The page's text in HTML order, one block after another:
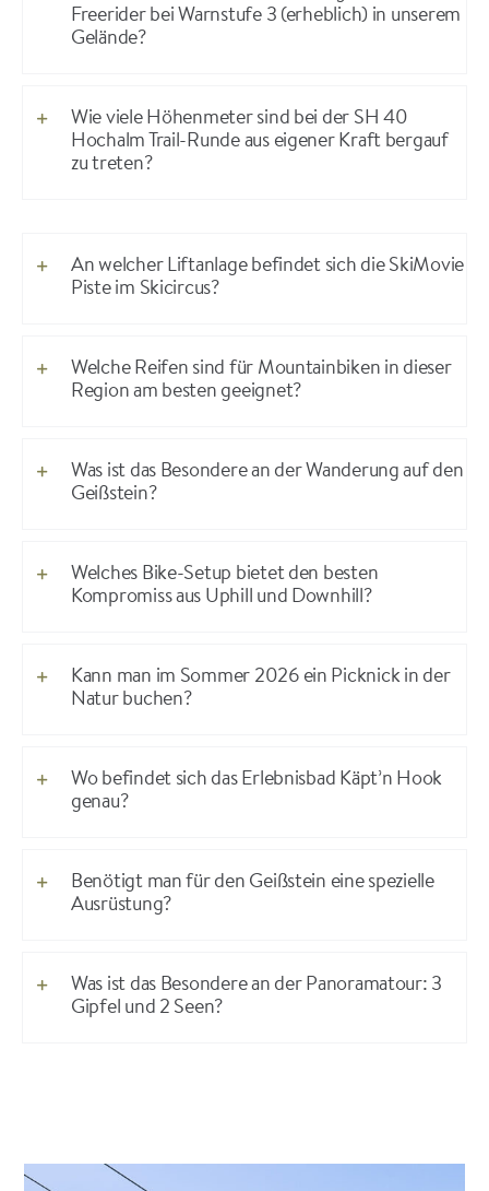
Freerider bei Warnstufe 3 (erheblich) in unserem
Gelände?
Wie viele Höhenmeter sind bei der SH 40
Hochalm Trail-Runde aus eigener Kraft bergauf
zu treten?
An welcher Liftanlage befindet sich die SkiMovie
Piste im Skicircus?
Welche Reifen sind für Mountainbiken in dieser
Region am besten geeignet?
Was ist das Besondere an der Wanderung auf den
Geißstein?
Welches Bike-Setup bietet den besten
Kompromiss aus Uphill und Downhill?
Kann man im Sommer 2026 ein Picknick in der
Natur buchen?
Wo befindet sich das Erlebnisbad Käpt’n Hook
genau?
Benötigt man für den Geißstein eine spezielle
Ausrüstung?
Was ist das Besondere an der Panoramatour: 3
Gipfel und 2 Seen?